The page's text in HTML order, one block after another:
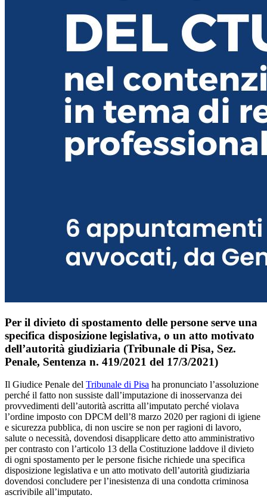
Per il divieto di spostamento delle persone serve una
specifica disposizione legislativa, o un atto motivato
dell’autorità giudiziaria (Tribunale di Pisa, Sez.
Penale, Sentenza n. 419/2021 del 17/3/2021)
Il Giudice Penale del Tribunale di Pisa ha pronunciato l’assoluzione
perché il fatto non sussiste dall’imputazione di inosservanza dei
provvedimenti dell’autorità ascritta all’imputato perché violava
l’ordine imposto con DPCM dell’8 marzo 2020 per ragioni di igiene
e sicurezza pubblica, di non uscire se non per ragioni di lavoro,
salute o necessità, dovendosi disapplicare detto atto amministrativo
per contrasto con l’articolo 13 della Costituzione laddove il divieto
di ogni spostamento per le persone fisiche richiede una specifica
disposizione legislativa e un atto motivato dell’autorità giudiziaria
dovendosi concludere per l’inesistenza di una condotta criminosa
ascrivibile all’imputato.